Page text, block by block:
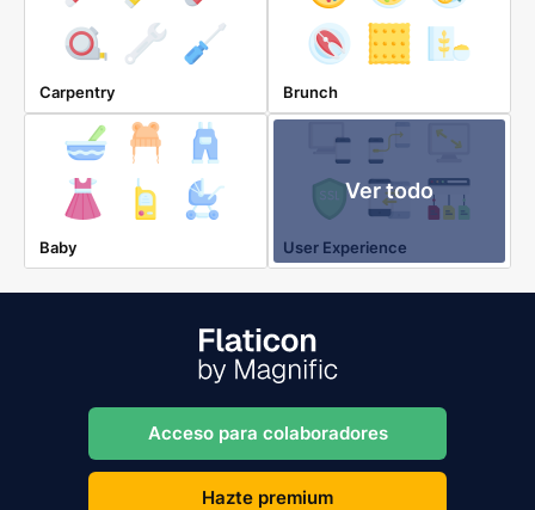
Carpentry Brunch
Baby
Ver todo
User Experience
Acceso para colaboradores
Hazte premium